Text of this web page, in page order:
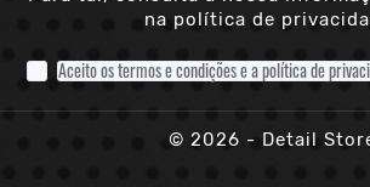
na política de
Aceito os termos e condições e a política de
© 2026 - Detail